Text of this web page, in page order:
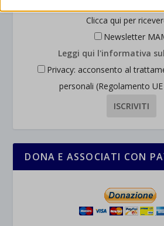
Clicca qui per
Newsletter
Leggi qui l'informativa
Privacy: acconsento al
personali (Regolamento
DONA E ASSOCIATI CON
wordpress_logged_in_*
wp-settings-*
wp-settings-time-*
interagiscono con il nostro sito web.
Altri servizi
rientrano nelle altre categorie specifiche o
esplicitamente categorizzati.
Mostra dettagli
wpc*